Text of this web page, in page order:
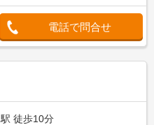
電話で問合せ
徒歩10分